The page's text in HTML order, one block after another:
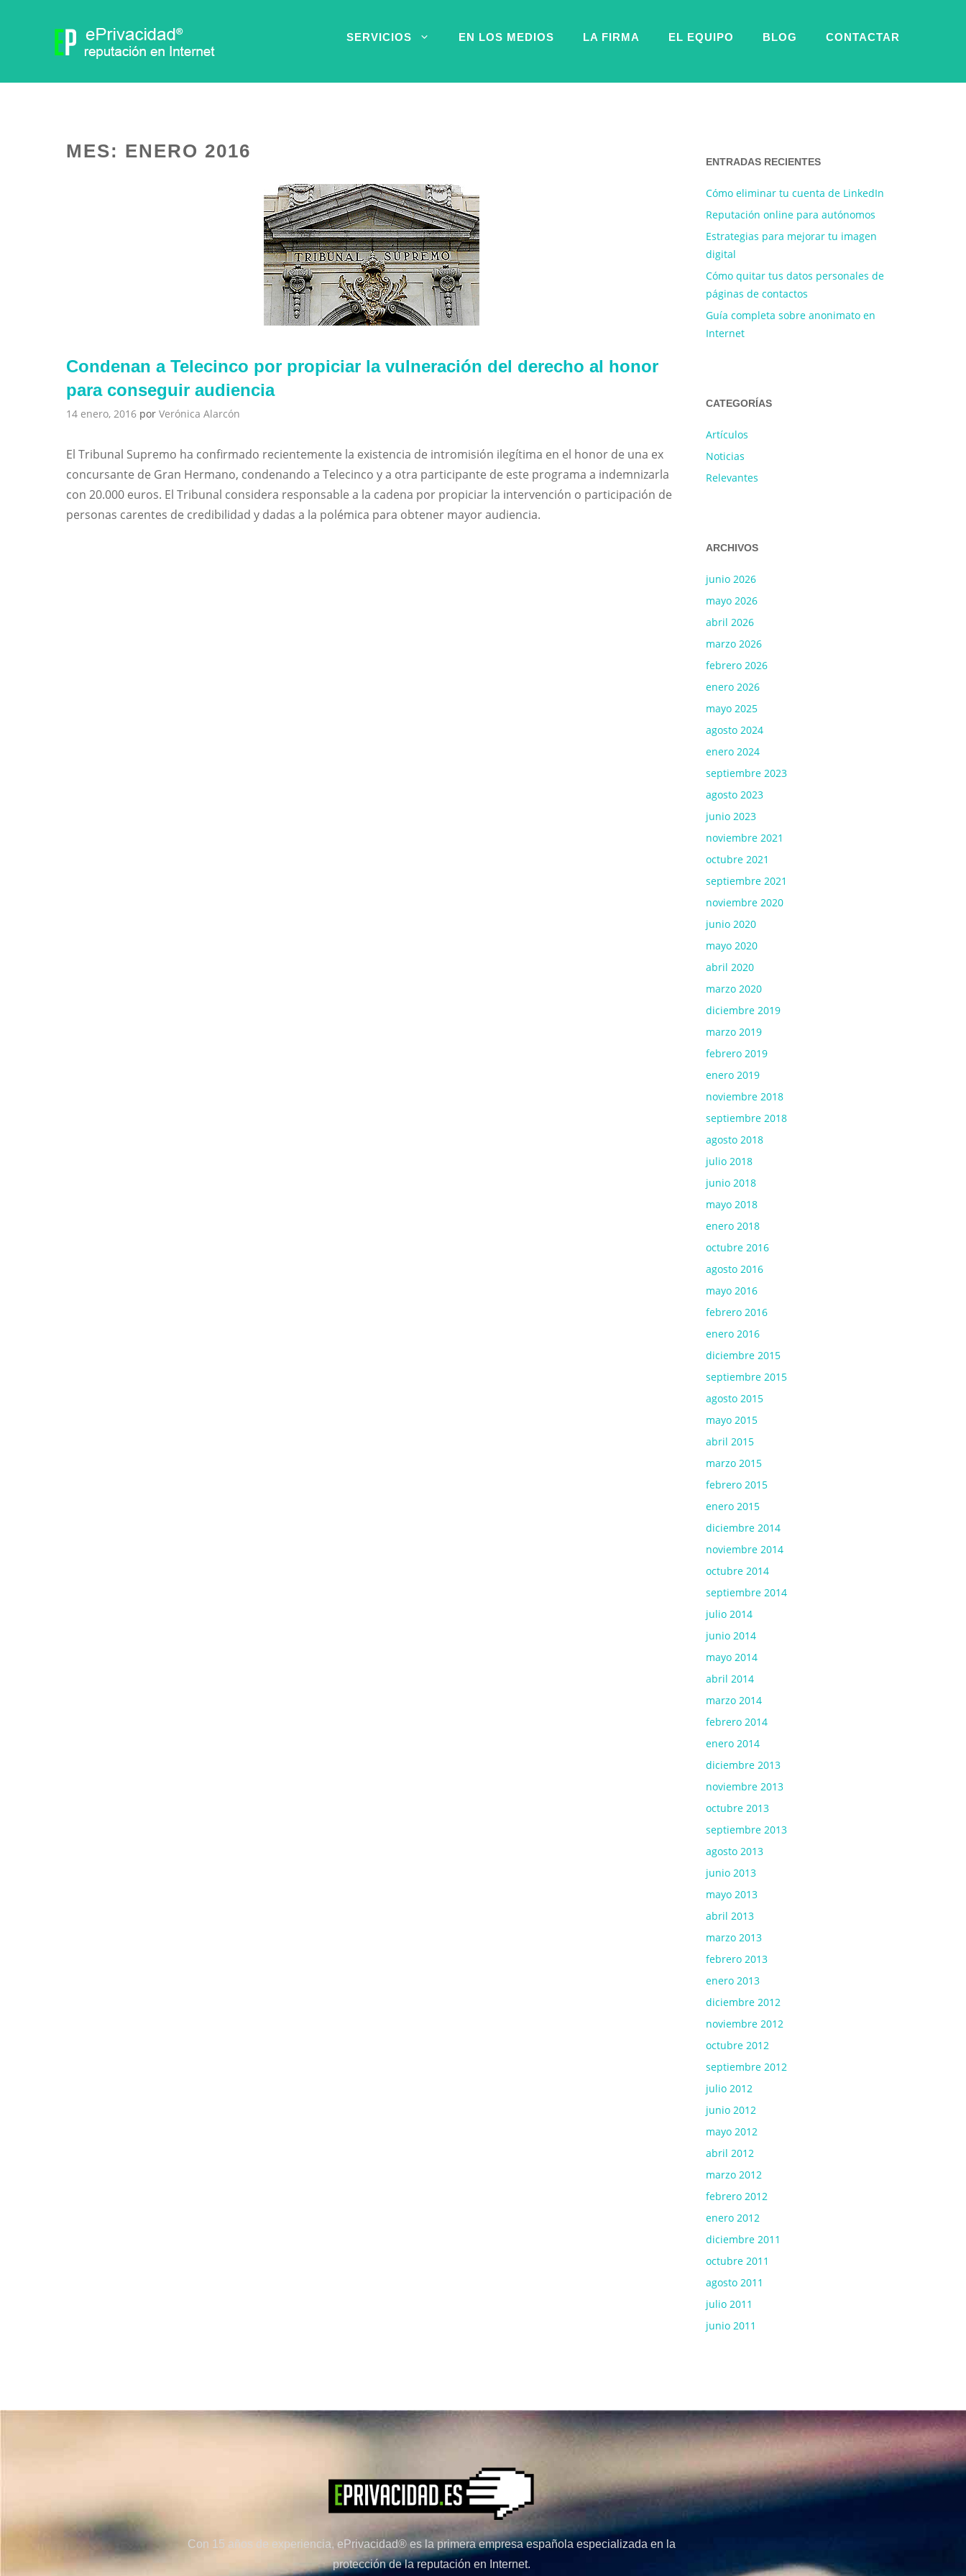
SERVICIOS EN LOS MEDIOS LA FIRMA EL EQUIPO BLOG CONTACTAR
MES: ENERO 2016
Condenan a Telecinco por propiciar la vulneración del derecho al honor
para conseguir audiencia
14 enero, 2016 por Verónica Alarcón
El Tribunal Supremo ha confirmado recientemente la existencia de intromisión ilegítima en el honor de una ex
concursante de Gran Hermano, condenando a Telecinco y a otra participante de este programa a indemnizarla
con 20.000 euros. El Tribunal considera responsable a la cadena por propiciar la intervención o participación de
personas carentes de credibilidad y dadas a la polémica para obtener mayor audiencia.
ENTRADAS RECIENTES
Cómo eliminar tu cuenta de LinkedIn
Reputación online para autónomos
Estrategias para mejorar tu imagen
digital
Cómo quitar tus datos personales de
páginas de contactos
Guía completa sobre anonimato en
Internet
CATEGORÍAS
Artículos
Noticias
Relevantes
ARCHIVOS
junio 2026
mayo 2026
abril 2026
marzo 2026
febrero 2026
enero 2026
mayo 2025
agosto 2024
enero 2024
septiembre 2023
agosto 2023
junio 2023
noviembre 2021
octubre 2021
septiembre 2021
noviembre 2020
junio 2020
mayo 2020
abril 2020
marzo 2020
diciembre 2019
marzo 2019
febrero 2019
enero 2019
noviembre 2018
septiembre 2018
agosto 2018
julio 2018
junio 2018
mayo 2018
enero 2018
octubre 2016
agosto 2016
mayo 2016
febrero 2016
enero 2016
diciembre 2015
septiembre 2015
agosto 2015
mayo 2015
abril 2015
marzo 2015
febrero 2015
enero 2015
diciembre 2014
noviembre 2014
octubre 2014
septiembre 2014
julio 2014
junio 2014
mayo 2014
abril 2014
marzo 2014
febrero 2014
enero 2014
diciembre 2013
noviembre 2013
octubre 2013
septiembre 2013
agosto 2013
junio 2013
mayo 2013
abril 2013
marzo 2013
febrero 2013
enero 2013
diciembre 2012
noviembre 2012
octubre 2012
septiembre 2012
julio 2012
junio 2012
mayo 2012
abril 2012
marzo 2012
febrero 2012
enero 2012
diciembre 2011
octubre 2011
agosto 2011
julio 2011
junio 2011
Con 15 años de experiencia, ePrivacidad® es la primera empresa española especializada en la
protección de la reputación en Internet.